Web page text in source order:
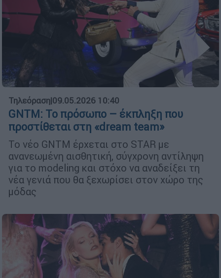
Τηλεόραση|09.05.2026 10:40
GNTM: Το πρόσωπο – έκπληξη που
προστίθεται στη «dream team»
Το νέο GNTM έρχεται στο STAR με
ανανεωμένη αισθητική, σύγχρονη αντίληψη
για το modeling και στόχο να αναδείξει τη
νέα γενιά που θα ξεχωρίσει στον χώρο της
μόδας